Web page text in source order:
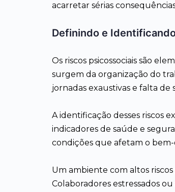
acarretar sérias
Definindo e
Os riscos psicossociais são
surgem da organização do
jornadas exaustivas e falta de
A identificação desses riscos
indicadores de saúde e
condições que afetam o
Um ambiente com altos
Colaboradores estressados